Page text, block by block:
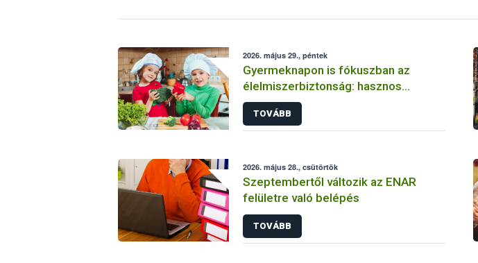
2026. május 29., péntek
Gyermeknapon is fókuszban az
élelmiszerbiztonság: hasznos
tanácsok a Nébih-től
TOVÁBB
2026. május 28., csütörtök
Szeptembertől változik az ENAR
felületre való belépés
TOVÁBB